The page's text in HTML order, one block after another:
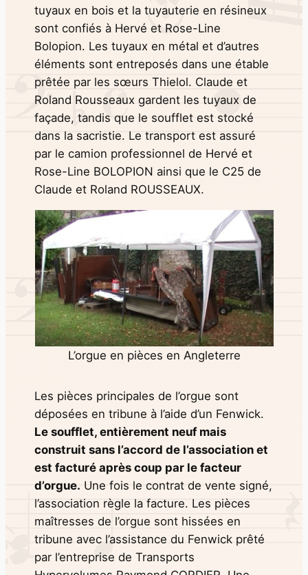
tuyaux en bois et la tuyauterie en résineux
sont confiés à Hervé et Rose-Line
Bolopion. Les tuyaux en métal et d’autres
éléments sont entreposés dans une étable
prêtée par les sœurs Thielol. Claude et
Roland Rousseaux gardent les tuyaux de
façade, tandis que le soufflet est stocké
dans la sacristie. Le transport est assuré
par le camion professionnel de Hervé et
Rose-Line BOLOPION ainsi que le C25 de
Claude et Roland ROUSSEAUX.
L’orgue en pièces en Angleterre
Les pièces principales de l’orgue sont
déposées en tribune à l’aide d’un Fenwick.
Le soufflet, entièrement neuf mais
construit sans l’accord de l’association et
est facturé après coup par le facteur
d’orgue. Une fois le contrat de vente signé,
l’association règle la facture. Les pièces
maîtresses de l’orgue sont hissées en
tribune avec l’assistance du Fenwick prêté
par l’entreprise de Transports